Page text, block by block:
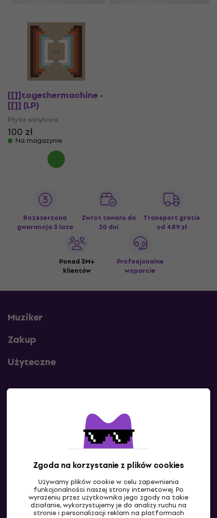
Zgoda na korzystanie z plików cookies
Używamy plików cookie w celu zapewnienia
funkcjonalności naszej strony internetowej. Po
wyrażeniu przez użytkownika jego zgody na takie
działanie, wykorzystujemy je do analizy ruchu na
stronie i personalizacji reklam na platformach
[[]]togethermachine -
[[]] (LP)
Płyta winylowa
100 zł
Na magazynie
Rozszerzona
gwarancja 3 lata
Zwrot towaru do
30 dni
Transport gratis
od 489 zł
Ponad 3M+
klientów
Profesjonalne
wsparcie
Muziker
Zakup
Użyteczne
Skontaktuj się z nami